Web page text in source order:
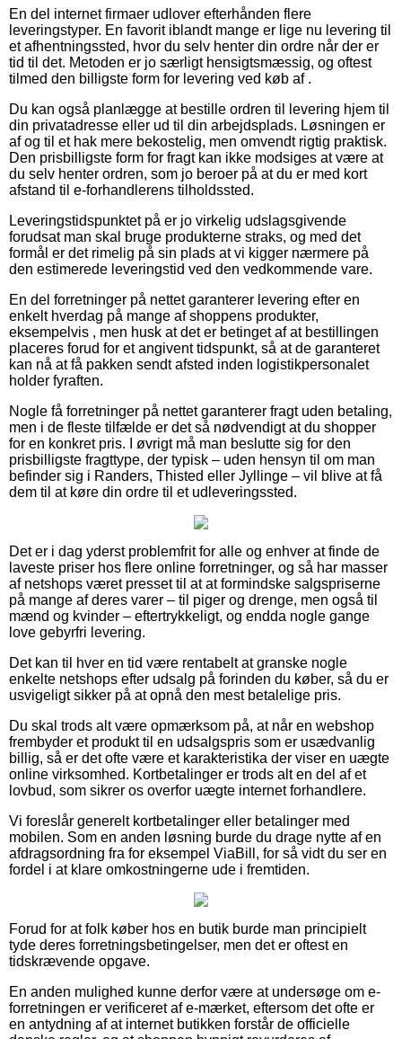
En del internet firmaer udlover efterhånden flere
leveringstyper. En favorit iblandt mange er lige nu levering til
et afhentningssted, hvor du selv henter din ordre når der er
tid til det. Metoden er jo særligt hensigtsmæssig, og oftest
tilmed den billigste form for levering ved køb af .
Du kan også planlægge at bestille ordren til levering hjem til
din privatadresse eller ud til din arbejdsplads. Løsningen er
af og til et hak mere bekostelig, men omvendt rigtig praktisk.
Den prisbilligste form for fragt kan ikke modsiges at være at
du selv henter ordren, som jo beroer på at du er med kort
afstand til e-forhandlerens tilholdssted.
Leveringstidspunktet på er jo virkelig udslagsgivende
forudsat man skal bruge produkterne straks, og med det
formål er det rimelig på sin plads at vi kigger nærmere på
den estimerede leveringstid ved den vedkommende vare.
En del forretninger på nettet garanterer levering efter en
enkelt hverdag på mange af shoppens produkter,
eksempelvis , men husk at det er betinget af at bestillingen
placeres forud for et angivent tidspunkt, så at de garanteret
kan nå at få pakken sendt afsted inden logistikpersonalet
holder fyraften.
Nogle få forretninger på nettet garanterer fragt uden betaling,
men i de fleste tilfælde er det så nødvendigt at du shopper
for en konkret pris. I øvrigt må man beslutte sig for den
prisbilligste fragttype, der typisk – uden hensyn til om man
befinder sig i Randers, Thisted eller Jyllinge – vil blive at få
dem til at køre din ordre til et udleveringssted.
Det er i dag yderst problemfrit for alle og enhver at finde de
laveste priser hos flere online forretninger, og så har masser
af netshops været presset til at at formindske salgspriserne
på mange af deres varer – til piger og drenge, men også til
mænd og kvinder – eftertrykkeligt, og endda nogle gange
love gebyrfri levering.
Det kan til hver en tid være rentabelt at granske nogle
enkelte netshops efter udsalg på forinden du køber, så du er
usvigeligt sikker på at opnå den mest betalelige pris.
Du skal trods alt være opmærksom på, at når en webshop
frembyder et produkt til en udsalgspris som er usædvanlig
billig, så er det ofte være et karakteristika der viser en uægte
online virksomhed. Kortbetalinger er trods alt en del af et
lovbud, som sikrer os overfor uægte internet forhandlere.
Vi foreslår generelt kortbetalinger eller betalinger med
mobilen. Som en anden løsning burde du drage nytte af en
afdragsordning fra for eksempel ViaBill, for så vidt du ser en
fordel i at klare omkostningerne ude i fremtiden.
Forud for at folk køber hos en butik burde man principielt
tyde deres forretningsbetingelser, men det er oftest en
tidskrævende opgave.
En anden mulighed kunne derfor være at undersøge om e-
forretningen er verificeret af e-mærket, eftersom det ofte er
en antydning af at internet butikken forstår de officielle